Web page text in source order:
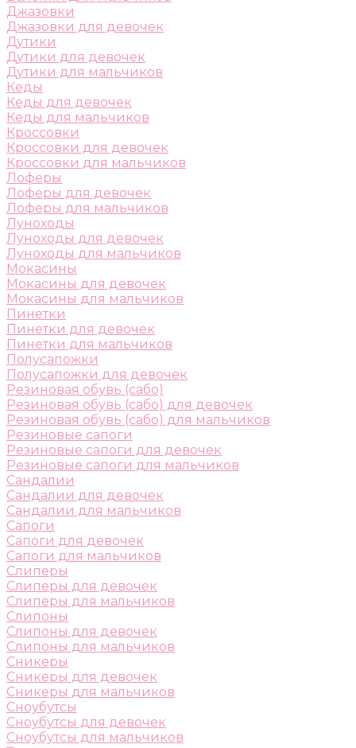
Джазовки
Джазовки для девочек
Дутики
Дутики для девочек
Дутики для мальчиков
Кеды
Кеды для девочек
Кеды для мальчиков
Кроссовки
Кроссовки для девочек
Кроссовки для мальчиков
Лоферы
Лоферы для девочек
Лоферы для мальчиков
Луноходы
Луноходы для девочек
Луноходы для мальчиков
Мокасины
Мокасины для девочек
Мокасины для мальчиков
Пинетки
Пинетки для девочек
Пинетки для мальчиков
Полусапожки
Полусапожки для девочек
Резиновая обувь (сабо)
Резиновая обувь (сабо) для девочек
Резиновая обувь (сабо) для мальчиков
Резиновые сапоги
Резиновые сапоги для девочек
Резиновые сапоги для мальчиков
Сандалии
Сандалии для девочек
Сандалии для мальчиков
Сапоги
Сапоги для девочек
Сапоги для мальчиков
Слиперы
Слиперы для девочек
Слиперы для мальчиков
Слипоны
Слипоны для девочек
Слипоны для мальчиков
Сникеры
Сникеры для девочек
Сникеры для мальчиков
Сноубутсы
Сноубутсы для девочек
Сноубутсы для мальчиков